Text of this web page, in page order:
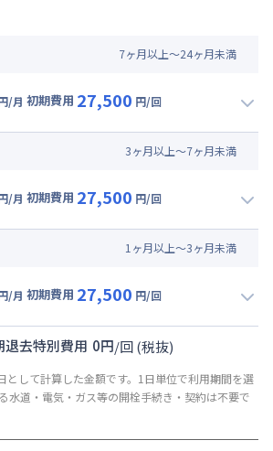
7ヶ月以上～24ヶ月未満
/月 初期費用 27,500 円/回
用)
(800円/日) (税抜)
3ヶ月以上～7ヶ月未満
/月 初期費用 27,500 円/回
用)
(800円/日) (税抜)
1 ヶ月以上～3ヶ月未満
/月 初期費用 27,500 円/回
用)
(800円/日) (税抜)
退去特別費用 0円/回(税抜)
して計算した金額です。1日単位で利用期間を選
水道・電気・ガス等の開栓手続き・契約は不要で